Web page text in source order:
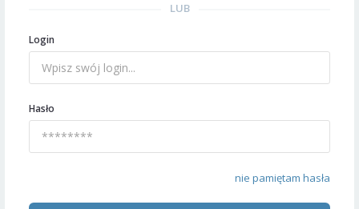
LUB
Login
Hasło
nie pamiętam hasła